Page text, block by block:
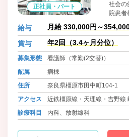
正社員・パート
社会の
院患者
入院
施設を
的管理
必要な
図りな
し、居
を目指
給与 月給 330,000円～
賞与 年2回（3.4ヶ月分位）
募集形態
看護師（常勤(2交替)）
配属
病棟
住所
奈良県橿原市田中町104-1
アクセス
近鉄橿原線・天理線・吉野線
近鉄南大阪線・長野線・道明
診療科目 内科、放射線科